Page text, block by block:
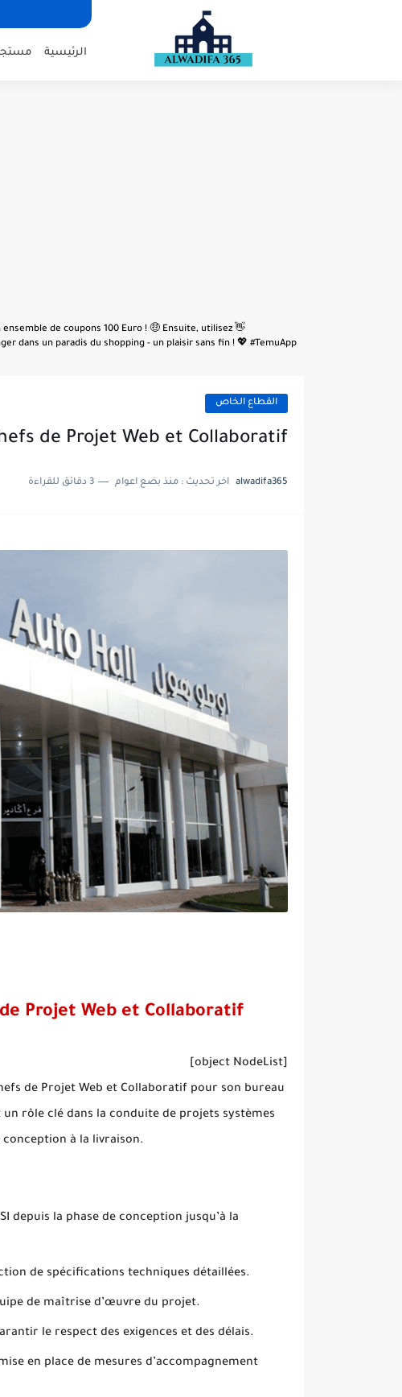
الرئيسية
de coupons 100 Euro ! 🤑 Ensuite, utilisez
dans un paradis du shopping - un plaisir sans fin ! 💖 #TemuApp
القطاع الخاص
de Projet Web et Collaboratif
alwadifa365 اخر تحديث : منذ بضع اعوام 3 دقائق للقراءة
Projet Web et Collaboratif
[object NodeList]
de Projet Web et Collaboratif pour son bureau
rôle clé dans la conduite de projets systèmes
à la livraison.
depuis la phase de conception jusqu’à la
de spécifications techniques détaillées.
de maîtrise d’œuvre du projet.
le respect des exigences et des délais.
en place de mesures d’accompagnement